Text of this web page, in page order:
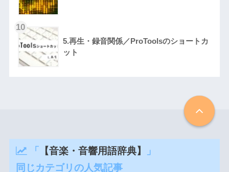
5.再生・録音関係／ProToolsのショートカ
ット
「 【音楽・音響用語辞典】
」
同じカテゴリの人気記事